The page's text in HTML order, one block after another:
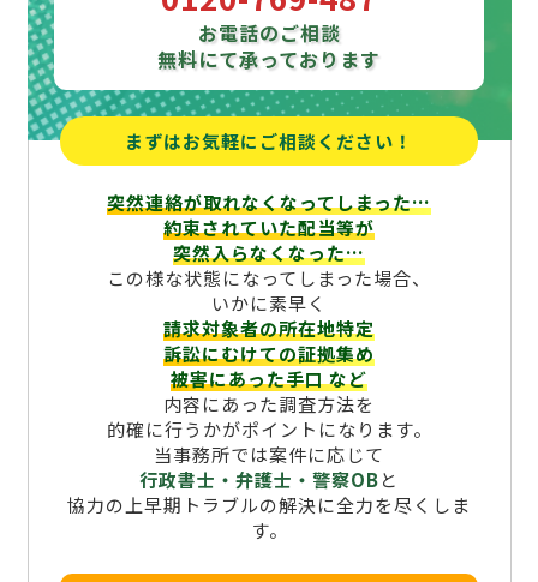
お電話のご相談
無料にて承っております
まずはお気軽にご相談ください！
突然連絡が取れなくなってしまった…
約束されていた配当等が
突然入らなくなった…
この様な状態になってしまった場合、
いかに素早く
請求対象者の所在地特定
訴訟にむけての証拠集め
被害にあった手口など
内容にあった調査方法を
的確に行うかがポイントになります。
当事務所では案件に応じて
行政書士・弁護士・警察OBと
協力の上早期トラブルの解決に全力を尽くしま
す。